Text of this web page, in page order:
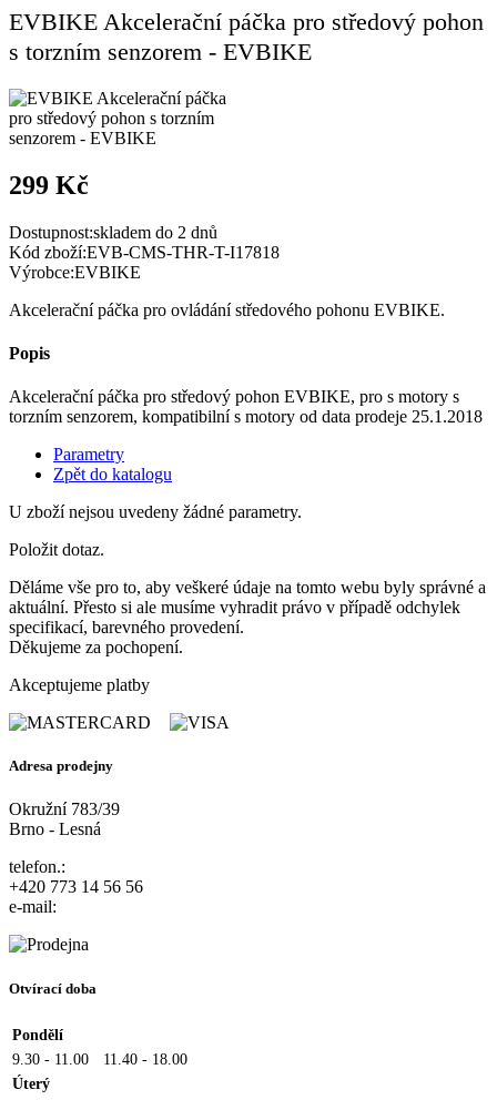
EVBIKE Akcelerační páčka pro středový pohon
s torzním senzorem - EVBIKE
299 Kč
Dostupnost:skladem do 2 dnů
Kód zboží:EVB-CMS-THR-T-I17818
Výrobce:EVBIKE
Akcelerační páčka pro ovládání středového pohonu EVBIKE.
Popis
Akcelerační páčka pro středový pohon EVBIKE, pro s motory s
torzním senzorem, kompatibilní s motory od data prodeje 25.1.2018
Parametry
Zpět do katalogu
U zboží nejsou uvedeny žádné parametry.
Položit dotaz.
Děláme vše pro to, aby veškeré údaje na tomto webu byly správné a
aktuální. Přesto si ale musíme vyhradit právo v případě odchylek
specifikací, barevného provedení.
Děkujeme za pochopení.
Akceptujeme platby
Adresa prodejny
Okružní 783/39
Brno - Lesná
telefon.:
+420 773 14 56 56
e-mail:
Otvírací doba
Pondělí
9.30 - 11.00
11.40 - 18.00
Úterý